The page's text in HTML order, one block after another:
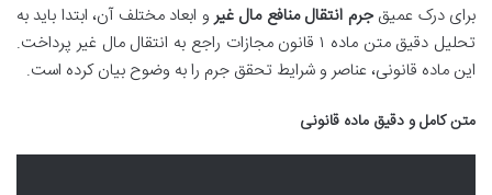
برای درک عمیقجرم انتقال منافع مال غیر و ابعاد مختلف آن، ابتدا باید به
تحلیل دقیق متن ماده ۱ قانون مجازات راجع به انتقال مال غیر پرداخت.
این ماده قانونی، عناصر و شرایط تحقق جرم را به وضوح بیان کرده است.
متن کامل و دقیق ماده قانونی